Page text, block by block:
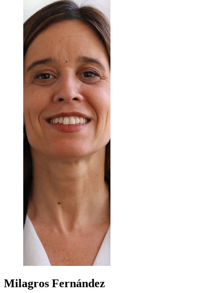
Milagros Fernández